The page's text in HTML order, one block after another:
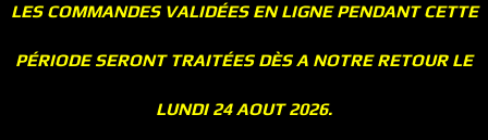
LES COMMANDES VALIDÉES EN LIGNE PENDANT CETTE
PÉRIODE SERONT TRAITÉES DÈS A NOTRE RETOUR LE
LUNDI 24 AOUT 2026.